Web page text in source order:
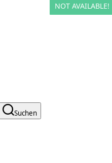
Suchen
NOT AVAILABLE!
NOT AVAILABLE!
NOT AVAILABLE!